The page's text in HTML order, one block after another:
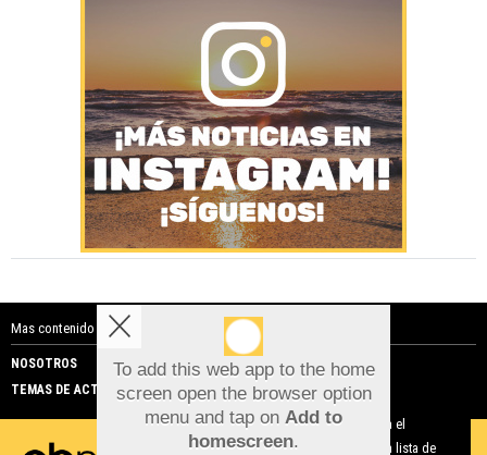
Mas contenido de Costa Blanca Noticias:
NOSOTROS
PUBLICIDAD
TEMAS DE ACTUALIDAD
To add this web app to the home
screen open the browser option
menu and tap on Add to
homescreen.
Aviso sobre el Uso de cookies:
Utilizamos cookies nuestras y de terceros para el
funcionamiento del digital. Puedes consultar la lista de